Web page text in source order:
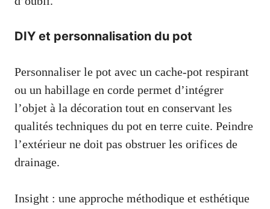
DIY et personnalisation du pot
Personnaliser le pot avec un cache-pot respirant
ou un habillage en corde permet d’intégrer
l’objet à la décoration tout en conservant les
qualités techniques du pot en terre cuite. Peindre
l’extérieur ne doit pas obstruer les orifices de
drainage.
Insight : une approche méthodique et esthétique